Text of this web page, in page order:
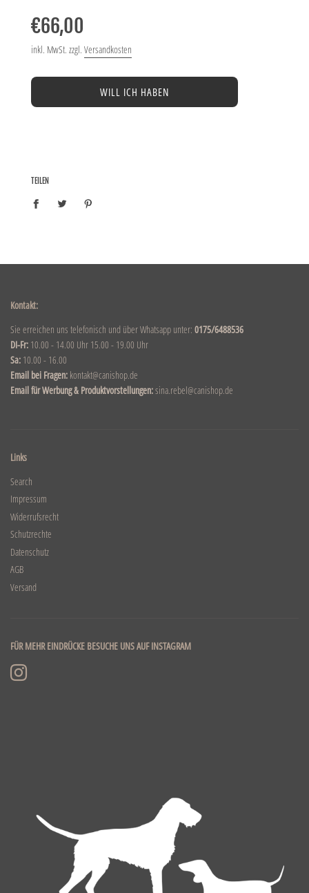
Preis
€66,00
inkl. MwSt. zzgl. Versandkosten
WILL ICH HABEN
TEILEN
Kontakt:
Sie erreichen uns telefonisch und über Whatsapp unter: 0175/6488536
DI-Fr: 10.00 - 14.00 Uhr 15.00 - 19.00 Uhr
Sa: 10.00 - 16.00
Email bei Fragen: kontakt@canishop.de
Email für Werbung & Produktvorstellungen:sina.rebel@canishop.de
Links
Search
Impressum
Widerrufsrecht
Schutzrechte
Datenschutz
AGB
Versand
FÜR MEHR EINDRÜCKE BESUCHE UNS AUF INSTAGRAM